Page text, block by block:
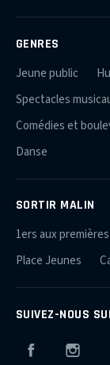
GENRES
Jeune public
Spectacles
Comédies et
Danse
SORTIR MALIN
1ers aux premières
Place Jeunes
SUIVEZ-NOUS
Facebook